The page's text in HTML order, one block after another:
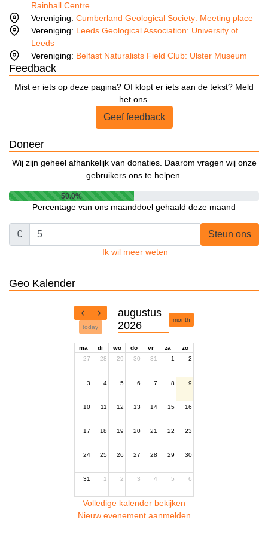
Rainhall Centre
Vereniging:Cumberland Geological Society: Meeting place
Vereniging: Leeds Geological Association: University of
Leeds
Vereniging: Belfast Naturalists Field Club: Ulster Museum
Feedback
Mist er iets op deze pagina? Of klopt er iets aan de tekst? Meld
het ons.
Geef feedback
Doneer
Wij zijn geheel afhankelijk van donaties. Daarom vragen wij onze
gebruikers ons te helpen.
50.0%
Percentage van ons maanddoel gehaald deze maand
€ Steun ons
Ik wil meer weten
Geo Kalender
today
augustus
2026
month
ma di wo do vr za
zo
27
28 29 30 31 1 2
3 4 5 6 7 8 9
10 11 12 13 14 15 16
17 18 19 20 21 22 23
24 25 26 27 28 29 30
31 1 2 3 4 5 6
Volledige kalender bekijken
Nieuw evenement aanmelden